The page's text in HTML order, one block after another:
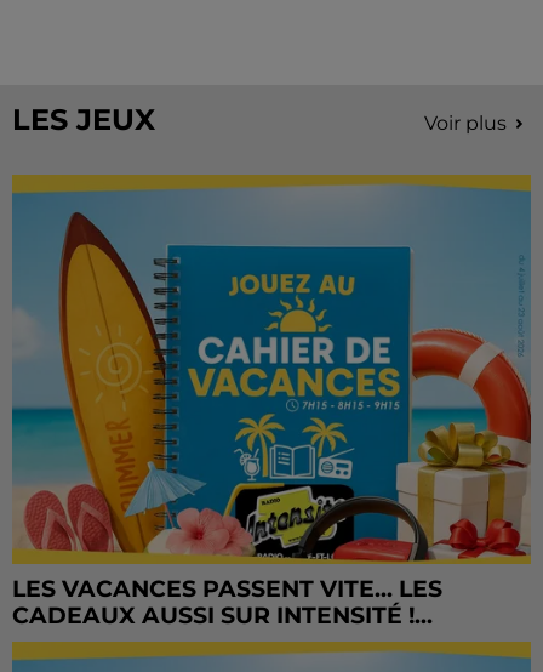
LES JEUX Voir plus
LES VACANCES PASSENT VITE... LES
CADEAUX AUSSI SUR INTENSITÉ !...